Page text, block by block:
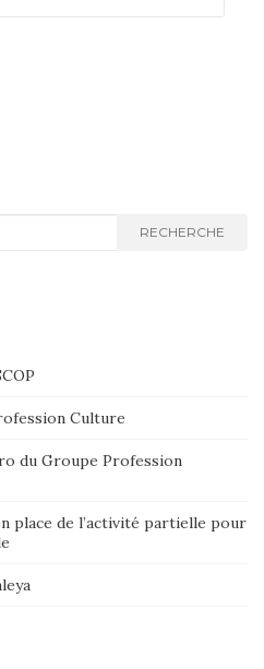
RECHERCHE
Culture
du Groupe Profession
place de l’activité partielle pour